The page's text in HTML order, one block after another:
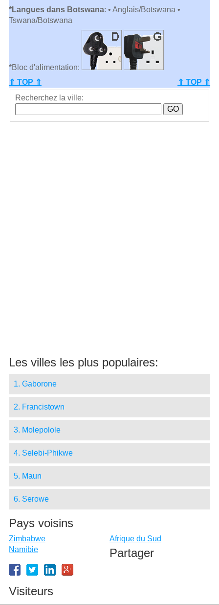
*Langues dans Botswana: • Anglais/Botswana •
Tswana/Botswana
*Bloc d'alimentation:
⇑ TOP ⇑
⇑ TOP ⇑
Recherchez la ville:
Les villes les plus populaires:
1. Gaborone
2. Francistown
3. Molepolole
4. Selebi-Phikwe
5. Maun
6. Serowe
Pays voisins
Zimbabwe
Afrique du Sud
Namibie
Partager
Visiteurs